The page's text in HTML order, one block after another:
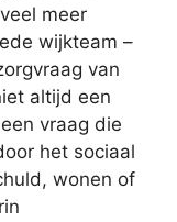
meer
wijkteam –
van
altijd een
vraag die
het sociaal
wonen of